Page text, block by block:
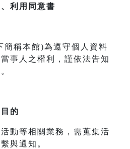
利用同意書
簡稱本館)為遵守個人資料
事人之權利，謹依法告知
的
動等相關業務，需蒐集活
與通知。